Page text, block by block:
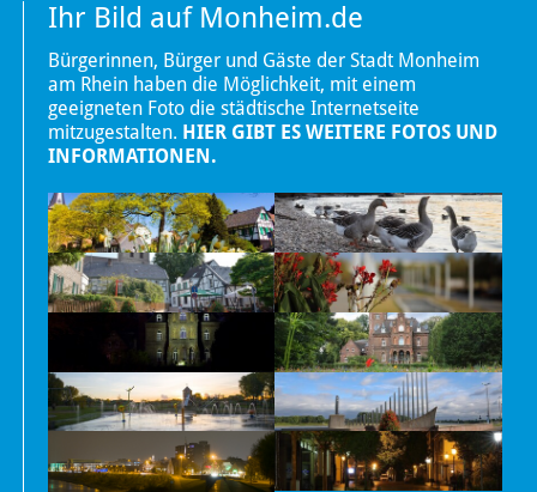
Ihr Bild auf Monheim.de
Bürgerinnen, Bürger und Gäste der Stadt Monheim
am Rhein haben die Möglichkeit, mit einem
geeigneten Foto die städtische Internetseite
mitzugestalten. HIER GIBT ES WEITERE FOTOS UND
INFORMATIONEN.